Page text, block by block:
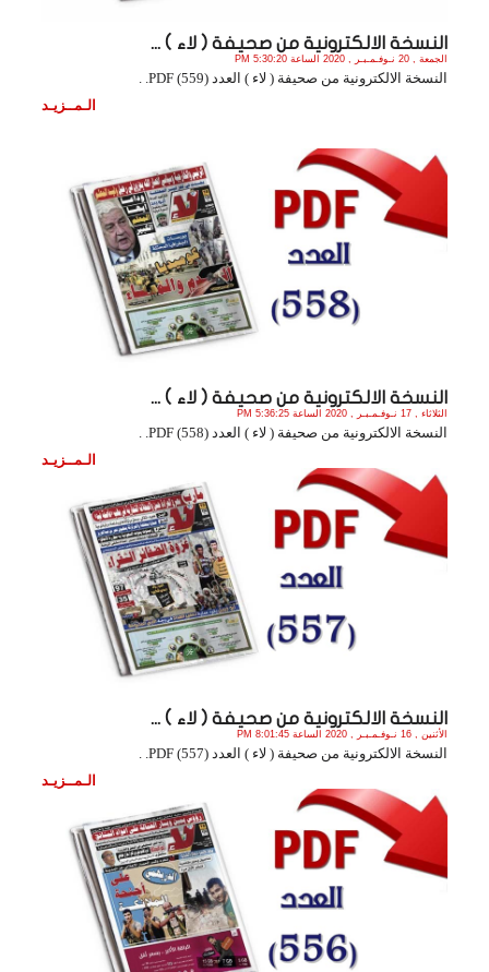
النسخة الالكترونية من صحيفة ( لاء ) ...
الجمعة , 20 نـوفـمـبـر , 2020 الساعة 5:30:20 PM
النسخة الالكترونية من صحيفة ( لاء ) العدد (559) PDF. .
الـمــزيـد
النسخة الالكترونية من صحيفة ( لاء ) ...
الثلاثاء , 17 نـوفـمـبـر , 2020 الساعة 5:36:25 PM
النسخة الالكترونية من صحيفة ( لاء ) العدد (558) PDF. .
الـمــزيـد
النسخة الالكترونية من صحيفة ( لاء ) ...
الأثنين , 16 نـوفـمـبـر , 2020 الساعة 8:01:45 PM
النسخة الالكترونية من صحيفة ( لاء ) العدد (557) PDF. .
الـمــزيـد